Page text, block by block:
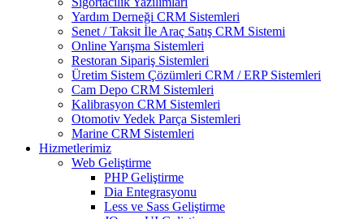
Yardım Derneği CRM Sistemleri
Senet / Taksit İle Araç Satış CRM Sistemi
Online Yarışma Sistemleri
Restoran Sipariş Sistemleri
Üretim Sistem Çözümleri CRM / ERP Sistemleri
Cam Depo CRM Sistemleri
Kalibrasyon CRM Sistemleri
Otomotiv Yedek Parça Sistemleri
Marine CRM Sistemleri
Hizmetlerimiz
Web Geliştirme
PHP Geliştirme
Dia Entegrasyonu
Less ve Sass Geliştirme